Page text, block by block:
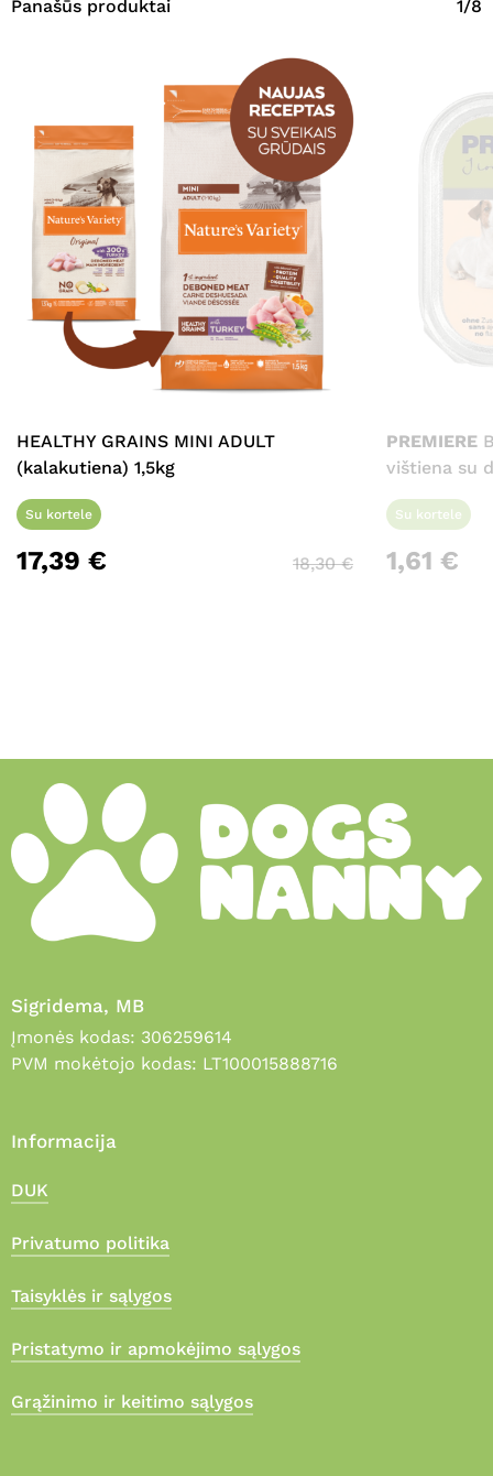
Panašūs produktai 1/8
HEALTHY GRAINS MINI ADULT
(kalakutiena) 1,5kg
Su kortele
17,39 € 18,30€
PREMIERE
vištiena su
Su kortele
1,61 €
Sigridema, MB
Įmonės kodas: 306259614
PVM mokėtojo kodas: LT100015888716
Informacija
DUK
Privatumo politika
Taisyklės ir sąlygos
Pristatymo ir apmokėjimo sąlygos
Grąžinimo ir keitimo sąlygos